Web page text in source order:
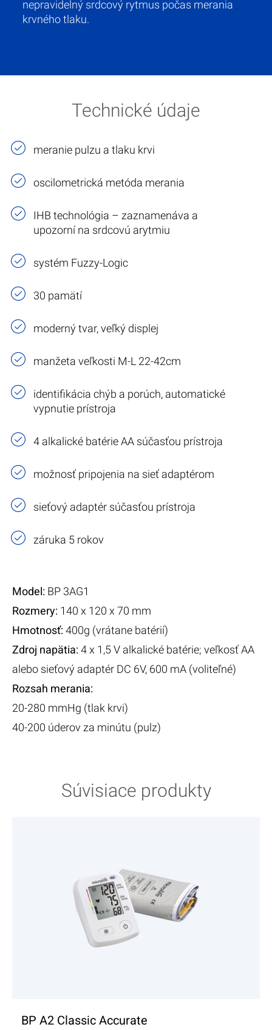
nepravidelný srdcový rytmus počas merania
krvného tlaku.
Technické údaje
meranie pulzu a tlaku krvi
oscilometrická metóda merania
IHB technológia – zaznamenáva a
upozorní na srdcovú arytmiu
systém Fuzzy-Logic
30 pamätí
moderný tvar, veľký displej
manžeta veľkosti M-L 22-42cm
identifikácia chýb a porúch, automatické
vypnutie prístroja
4 alkalické batérie AA súčasťou prístroja
možnosť pripojenia na sieť adaptérom
sieťový adaptér súčasťou prístroja
záruka 5 rokov
Model:​ BP 3AG1
Rozmery:​ 140 x 120 x 70 mm
Hmotnosť:400g (vrátane batérií)
Zdroj napätia:4 x 1,5 V alkalické batérie; veľkosť AA
alebo sieťový adaptér DC 6V, 600 mA (voliteľné)
Rozsah merania:
20-280 mmHg (tlak krvi)
40-200 úderov za minútu (pulz)
Súvisiace produkty
BP A2 Classic Accurate
ZOBRAZIŤ PRODUKT